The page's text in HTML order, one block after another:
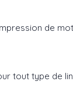
de
tout type de